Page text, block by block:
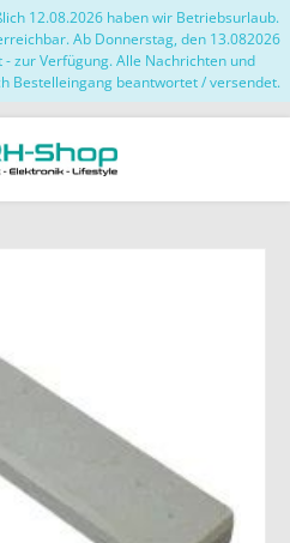
12.08.2026 haben wir Betriebsurlaub.
Ab Donnerstag, den 13.082026
zur Verfügung. Alle Nachrichten und
Bestelleingang beantwortet / versendet.